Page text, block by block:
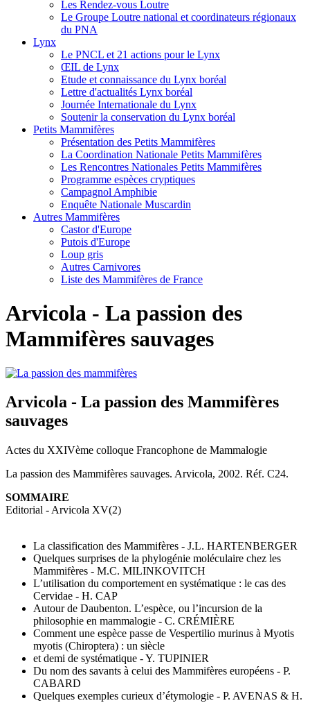
Les Rendez-vous Loutre
Le Groupe Loutre national et coordinateurs régionaux
du PNA
Lynx
Le PNCL et 21 actions pour le Lynx
ŒIL de Lynx
Etude et connaissance du Lynx boréal
Lettre d'actualités Lynx boréal
Journée Internationale du Lynx
Soutenir la conservation du Lynx boréal
Petits Mammifères
Présentation des Petits Mammifères
La Coordination Nationale Petits Mammifères
Les Rencontres Nationales Petits Mammifères
Programme espèces cryptiques
Campagnol Amphibie
Enquête Nationale Muscardin
Autres Mammifères
Castor d'Europe
Putois d'Europe
Loup gris
Autres Carnivores
Liste des Mammifères de France
Arvicola - La passion des
Mammifères sauvages
Arvicola - La passion des Mammifères
sauvages
Actes du XXIVème colloque Francophone de Mammalogie
La passion des Mammifères sauvages. Arvicola, 2002. Réf. C24.
SOMMAIRE
Editorial - Arvicola XV(2)
La classification des Mammifères - J.L. HARTENBERGER
Quelques surprises de la phylogénie moléculaire chez les
Mammifères - M.C. MILINKOVITCH
L’utilisation du comportement en systématique : le cas des
Cervidae - H. CAP
Autour de Daubenton. L’espèce, ou l’incursion de la
philosophie en mammalogie - C. CRÉMIÈRE
Comment une espèce passe de Vespertilio murinus à Myotis
myotis (Chiroptera) : un siècle
et demi de systématique - Y. TUPINIER
Du nom des savants à celui des Mammifères européens - P.
CABARD
Quelques exemples curieux d’étymologie - P. AVENAS & H.